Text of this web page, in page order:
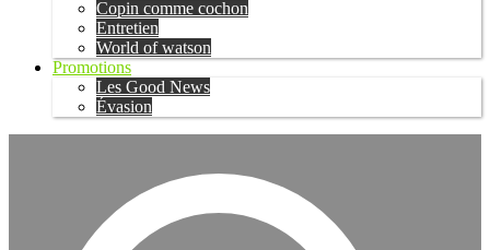
Copin comme cochon
Entretien
World of watson
Promotions
Les Good News
Évasion